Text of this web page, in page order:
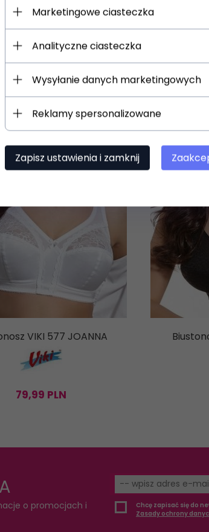
VIKI 577 JOANNA
79,99 PLN
o promocjach i
Chcę zapisać się do
Zasady ochrony
Marketingowe ciasteczka
Analityczne ciasteczka
Wysyłanie danych marketingowych
Reklamy spersonalizowane
Zapisz ustawienia i zamknij
o promocjach i rabatach
w ofercie
Zapisz się
osobowych